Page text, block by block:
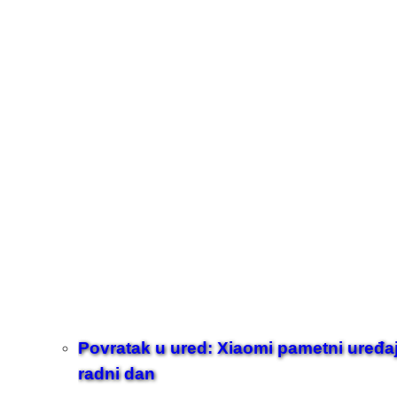
Povratak u ured: Xiaomi pametni
radni dan